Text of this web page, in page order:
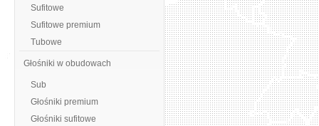
Sufitowe
Sufitowe premium
Tubowe
Głośniki w obudowach
Sub
Głośniki premium
Głośniki sufitowe